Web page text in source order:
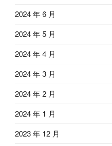
2024 年 6 月
2024 年 5 月
2024 年 4 月
2024 年 3 月
2024 年 2 月
2024 年 1 月
2023 年 12 月